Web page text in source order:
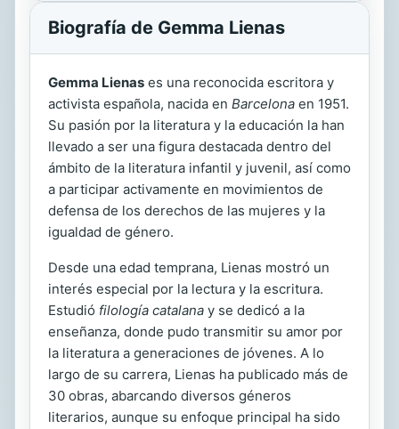
Biografía de Gemma Lienas
Gemma Lienas es una reconocida escritora y
activista española, nacida en Barcelona en 1951.
Su pasión por la literatura y la educación la han
llevado a ser una figura destacada dentro del
ámbito de la literatura infantil y juvenil, así como
a participar activamente en movimientos de
defensa de los derechos de las mujeres y la
igualdad de género.
Desde una edad temprana, Lienas mostró un
interés especial por la lectura y la escritura.
Estudió filología catalana y se dedicó a la
enseñanza, donde pudo transmitir su amor por
la literatura a generaciones de jóvenes. A lo
largo de su carrera, Lienas ha publicado más de
30 obras, abarcando diversos géneros
literarios, aunque su enfoque principal ha sido